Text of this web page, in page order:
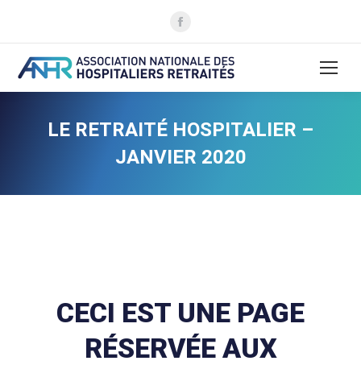
Facebook
s'ouvre
une
nouvelle
fenêtre
LE RETRAITÉ HOSPITALIER –
JANVIER 2020
CECI EST UNE PAGE
RÉSERVÉE AUX